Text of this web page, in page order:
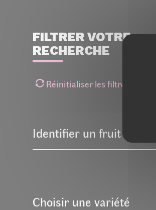
FILTRER VOTRE
RECHERCHE
Réinitialiser les filtres
Identifier un fruit
Choisir une variété